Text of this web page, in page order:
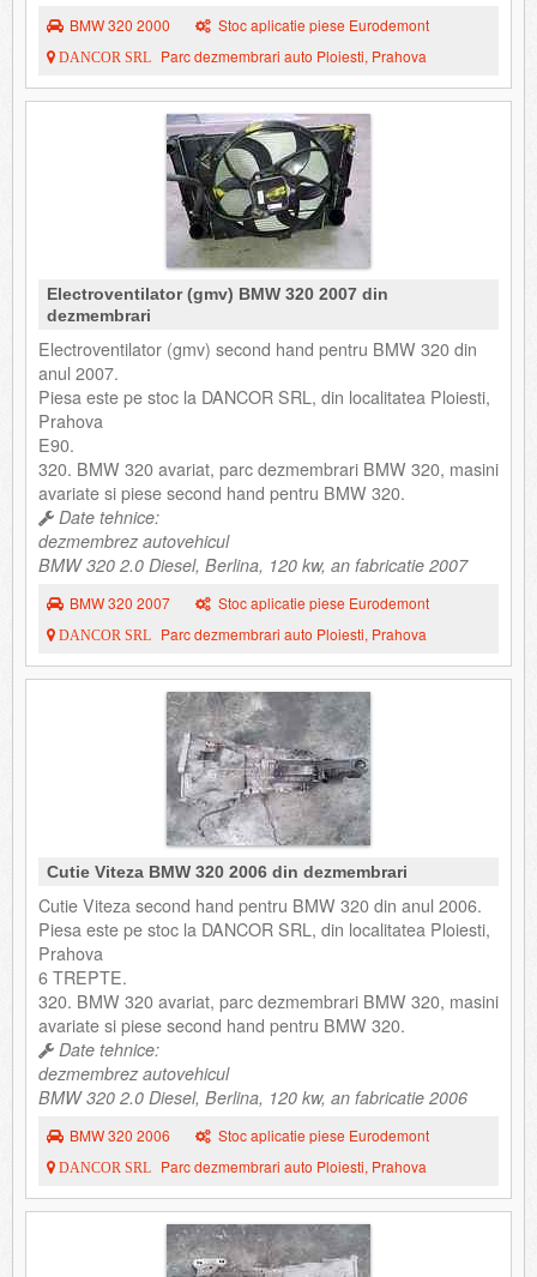
BMW 320 2000 Stoc aplicatie piese Eurodemont
DANCOR SRL Parc dezmembrari auto Ploiesti, Prahova
Electroventilator (gmv) BMW 320 2007 din
dezmembrari
Electroventilator (gmv) second hand pentru BMW 320 din
anul 2007.
Piesa este pe stoc la DANCOR SRL, din localitatea Ploiesti,
Prahova
E90.
320. BMW 320 avariat, parc dezmembrari BMW 320, masini
avariate si piese second hand pentru BMW 320.
Date tehnice:
dezmembrez autovehicul
BMW 320 2.0 Diesel, Berlina, 120 kw, an fabricatie 2007
BMW 320 2007 Stoc aplicatie piese Eurodemont
DANCOR SRL Parc dezmembrari auto Ploiesti, Prahova
Cutie Viteza BMW 320 2006 din dezmembrari
Cutie Viteza second hand pentru BMW 320 din anul 2006.
Piesa este pe stoc la DANCOR SRL, din localitatea Ploiesti,
Prahova
6 TREPTE.
320. BMW 320 avariat, parc dezmembrari BMW 320, masini
avariate si piese second hand pentru BMW 320.
Date tehnice:
dezmembrez autovehicul
BMW 320 2.0 Diesel, Berlina, 120 kw, an fabricatie 2006
BMW 320 2006 Stoc aplicatie piese Eurodemont
DANCOR SRL Parc dezmembrari auto Ploiesti, Prahova